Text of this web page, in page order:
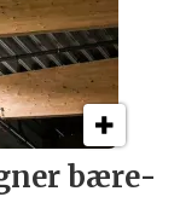
bære­